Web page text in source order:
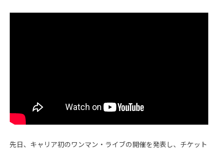
先日、キャリア初のワンマン・ライブの開催を発表し、チケット